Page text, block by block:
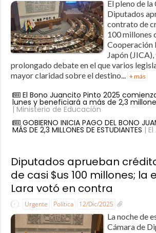
El pleno de la
Diputados
contrato de
100 millones
Cooperación
Japón
prolongado debate en el que varios
mayor claridad sobre el destino... + más
El Bono Juancito Pinto 2025
lunes y beneficiará a más de 2,3
| Ministerio de Educación
GOBIERNO INICIA PAGO DEL BONO
MÁS DE 2,3 MILLONES DE ESTUDIANTES |
Diputados aprueban
de casi $us 100 millones; la
Lara votó en contra
Urgente Política 12/Dic/2025
La noche de
Cámara de